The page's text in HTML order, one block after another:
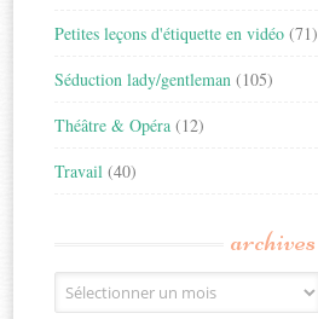
Petites leçons d'étiquette en vidéo (71)
Séduction lady/gentleman (105)
Théâtre & Opéra (12)
Travail (40)
archives
Archives